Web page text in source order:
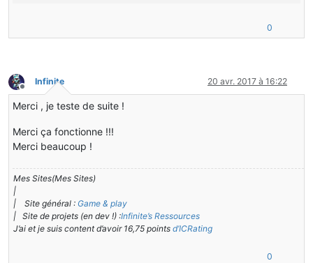
0
Hors-ligne
Infinite 20 avr. 2017 à 16:22
Merci , je teste de suite !
Merci ça fonctionne !!!
Merci beaucoup !
Mes Sites(Mes Sites)
|
| Site général : Game & play
| Site de projets (en dev !) :Infinite’s Ressources
J’ai et je suis content d’avoir 16,75 points d’ICRating
0